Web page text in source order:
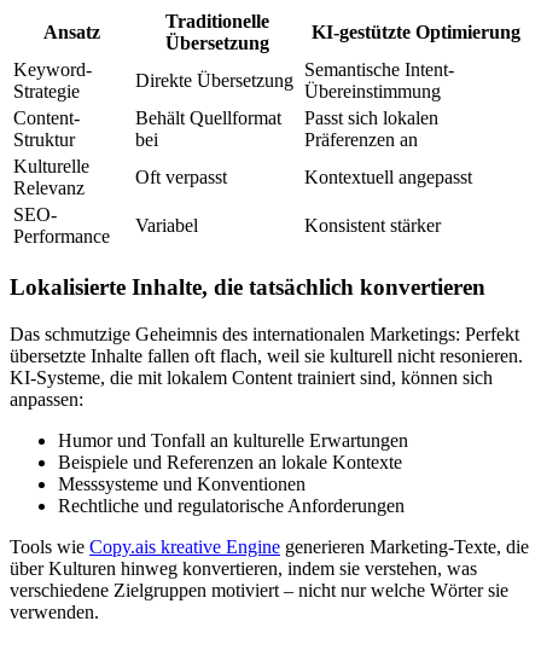
Ansatz
Traditionelle
Übersetzung
KI-gestützte Optimierung
Keyword-
Strategie
Direkte Übersetzung
Semantische Intent-
Übereinstimmung
Content-
Struktur
Behält Quellformat
bei
Passt sich lokalen
Präferenzen an
Kulturelle
Relevanz
Oft verpasst
Kontextuell angepasst
SEO-
Performance
Variabel Konsistent stärker
Lokalisierte Inhalte, die tatsächlich konvertieren
Das schmutzige Geheimnis des internationalen Marketings: Perfekt
übersetzte Inhalte fallen oft flach, weil sie kulturell nicht resonieren.
KI-Systeme, die mit lokalem Content trainiert sind, können sich
anpassen:
Humor und Tonfall an kulturelle Erwartungen
Beispiele und Referenzen an lokale Kontexte
Messsysteme und Konventionen
Rechtliche und regulatorische Anforderungen
Tools wie Copy.ais kreative Engine generieren Marketing-Texte, die
über Kulturen hinweg konvertieren, indem sie verstehen, was
verschiedene Zielgruppen motiviert – nicht nur welche Wörter sie
verwenden.